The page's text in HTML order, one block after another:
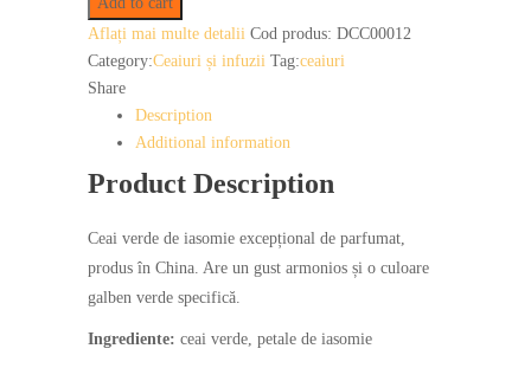
Jasmine
Deluxe
Althaus
Aflați mai multe detalii Cod produs: DCC00012
Category:Ceaiuri și infuzii Tag:ceaiuri
Share
Description
Additional information
Product Description
Ceai verde de iasomie excepțional de parfumat,
produs în China. Are un gust armonios și o culoare
galben verde specifică.
Ingrediente: ceai verde, petale de iasomie